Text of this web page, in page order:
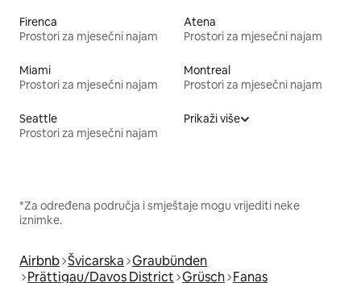
Firenca
Prostori za mjesečni najam
Atena
Prostori za mjesečni najam
Miami
Prostori za mjesečni najam
Montreal
Prostori za mjesečni najam
Seattle
Prostori za mjesečni najam
Prikaži više
*Za određena područja i smještaje mogu vrijediti neke
iznimke.
Airbnb Švicarska Graubünden
Prättigau/Davos District Grüsch Fanas